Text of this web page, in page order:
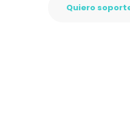
Quiero